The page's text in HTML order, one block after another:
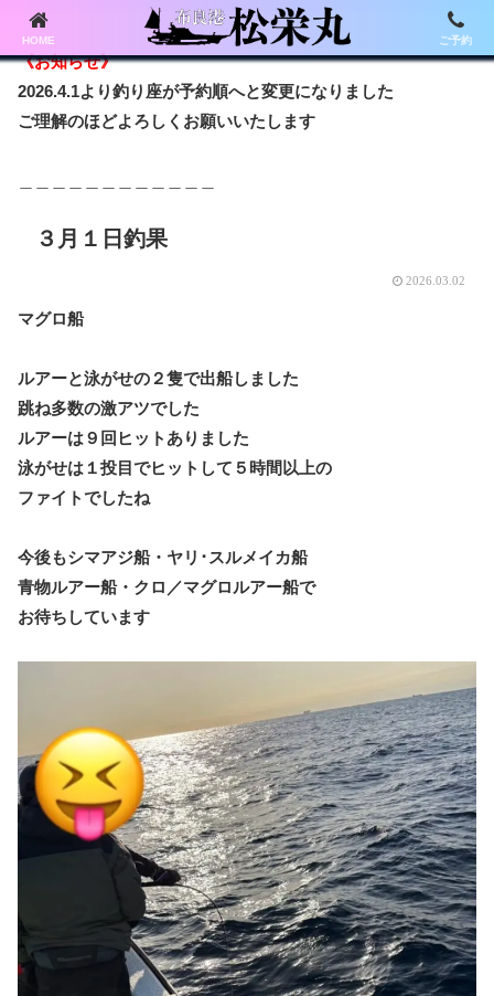
《お知らせ》
2026.4.1より釣り座が予約順へと変更になりました
ご理解のほどよろしくお願いいたします
３月１日釣果
2026.03.02
マグロ船
ルアーと泳がせの２隻で出船しました
跳ね多数の激アツでした
ルアーは９回ヒットありました
泳がせは１投目でヒットして５時間以上の
ファイトでしたね
今後もシマアジ船・ヤリ･スルメイカ船
青物ルアー船・クロ／マグロルアー船で
お待ちしています
HOME ご予約